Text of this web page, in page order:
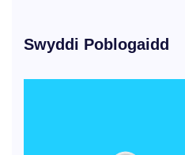
Swyddi Poblogaidd